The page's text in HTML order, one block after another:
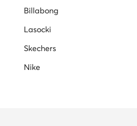
Billabong
Lasocki
Skechers
Nike